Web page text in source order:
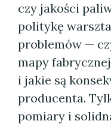
czy jakości
politykę
problemów —
mapy
i jakie są
producenta.
pomiary i